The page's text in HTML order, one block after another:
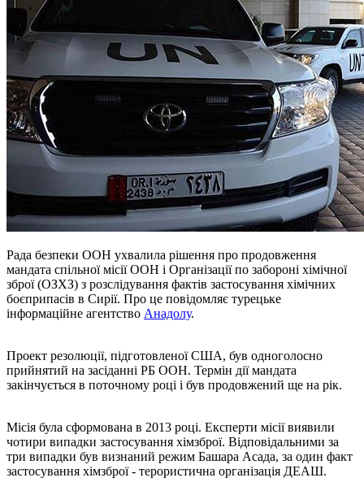
Рада безпеки ООН ухвалила рішення про продовження
мандата спільної місії ООН і Організації по забороні хімічної
зброї (ОЗХЗ) з розслідування фактів застосування хімічних
боєприпасів в Сирії. Про це повідомляє турецьке
інформаційне агентство Анадолу.
Проект резолюції, підготовленої США, був одноголосно
прийнятий на засіданні РБ ООН. Термін дії мандата
закінчується в поточному році і був продовжений ще на рік.
Місія була сформована в 2013 році. Експерти місії виявили
чотири випадки застосування хімзброї. Відповідальними за
три випадки був визнаний режим Башара Асада, за один факт
застосування хімзброї - терористична організація ДЕАШ.